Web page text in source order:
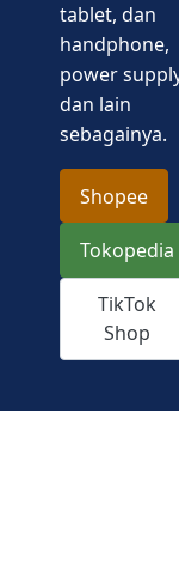
tablet, dan
handphone,
power
dan lain
sebagainya.
Shopee
Tokopedia
TikTok
Shop